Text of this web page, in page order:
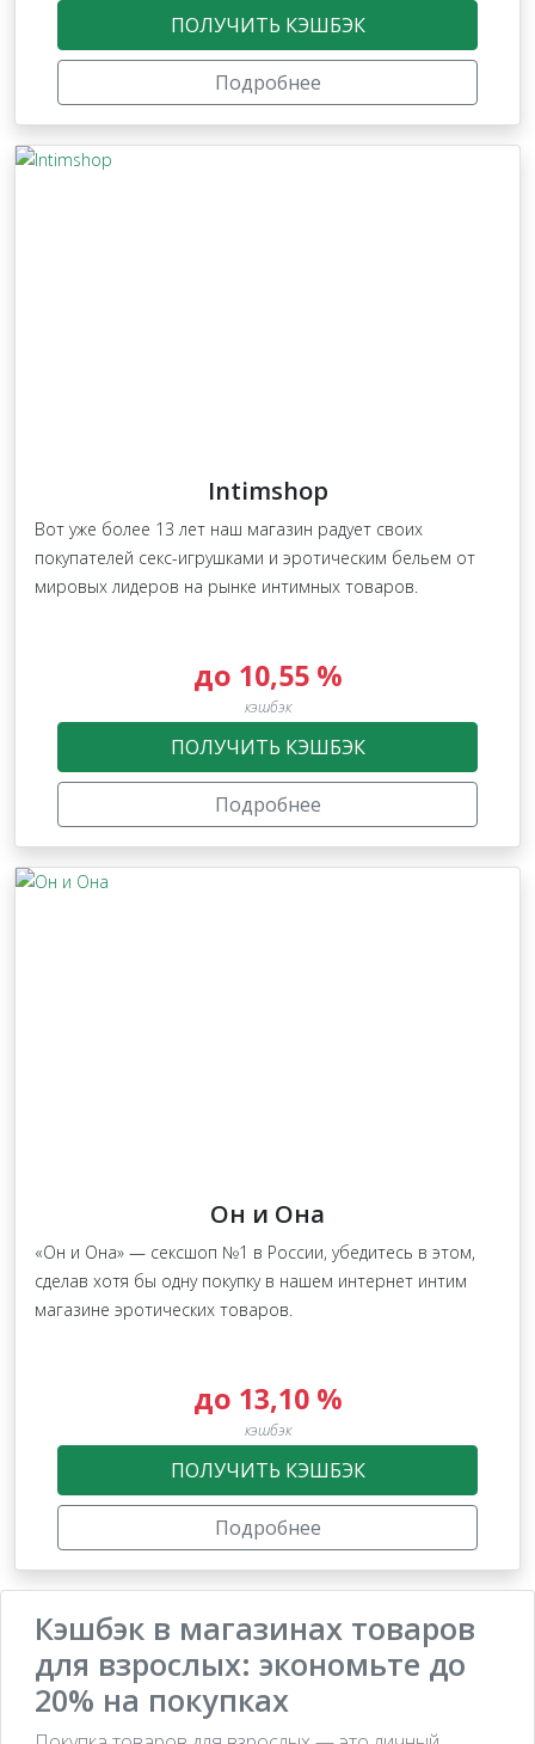
ПОЛУЧИТЬ КЭШБЭК
Подробнее
Intimshop
Вот уже более 13 лет наш магазин радует своих
покупателей секс-игрушками и эротическим бельем от
мировых лидеров на рынке интимных товаров.
до 10,55 %
кэшбэк
ПОЛУЧИТЬ КЭШБЭК
Подробнее
Он и Она
«Он и Она» — сексшоп №1 в России, убедитесь в этом,
сделав хотя бы одну покупку в нашем интернет интим
магазине эротических товаров.
до 13,10 %
кэшбэк
ПОЛУЧИТЬ КЭШБЭК
Подробнее
Кэшбэк в магазинах товаров
для взрослых: экономьте до
20% на покупках